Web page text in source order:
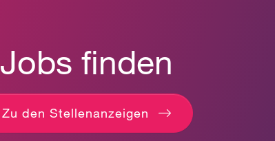
Jobs finden
Zu den Stellenanzeigen